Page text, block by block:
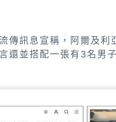
傳訊息宣稱，阿爾及
還並搭配一張有3名男